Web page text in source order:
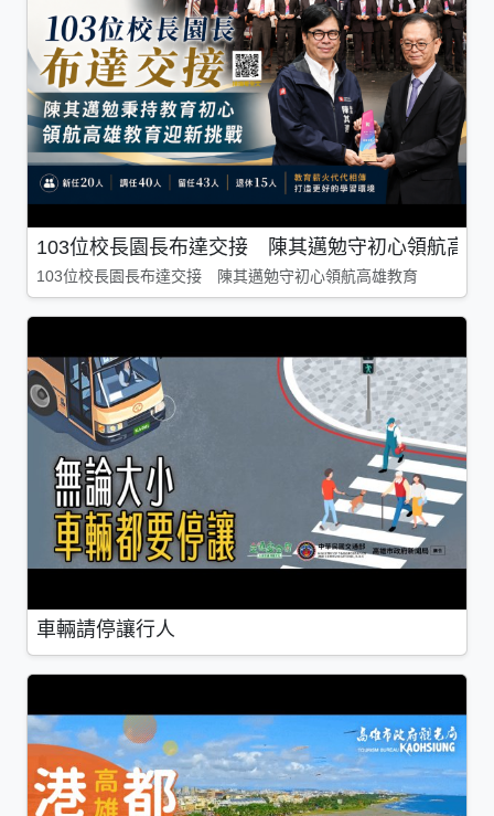
103位校長園長布達交接 陳其邁勉守初心領航高雄
103位校長園長布達交接 陳其邁勉守初心領航高雄教育
車輛請停讓行人